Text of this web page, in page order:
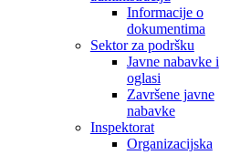
Informacije o
dokumentima
Sektor za podršku
Javne nabavke i
oglasi
Završene javne
nabavke
Inspektorat
Organizacijska